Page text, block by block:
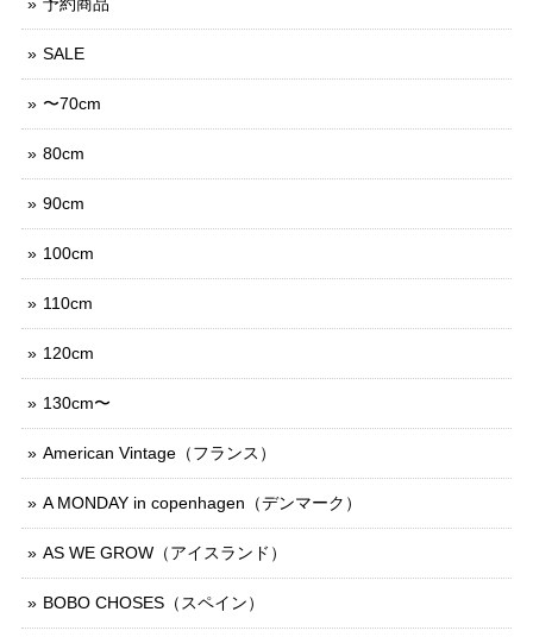
SALE
〜70cm
80cm
90cm
100cm
110cm
120cm
130cm〜
American Vintage（フランス）
A MONDAY in copenhagen（デンマーク）
AS WE GROW（アイスランド）
BOBO CHOSES（スペイン）